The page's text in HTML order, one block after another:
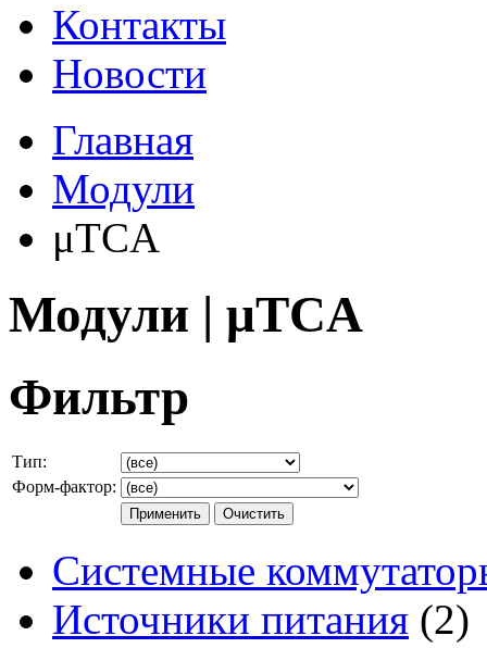
Контакты
Новости
Главная
Модули
μTCA
Модули | μTCA
Фильтр
Тип:
Форм-фактор:
Системные
Источники питания (2)